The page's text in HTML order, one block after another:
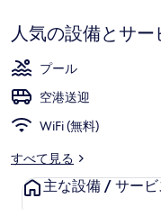
ー
9.6、
お
客
様
に
好
件
の
ら
人気の設備とサー
プール
空港送迎
WiFi (無料)
すべて見る
主な設備 / サービ